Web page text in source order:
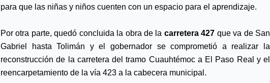
para que las niñas y niños cuenten con un espacio para el aprendizaje.
Por otra parte, quedó concluida la obra de la carretera 427 que va de San
Gabriel hasta Tolimán y el gobernador se comprometió a realizar la
reconstrucción de la carretera del tramo Cuauhtémoc a El Paso Real y el
reencarpetamiento de la vía 423 a la cabecera municipal.